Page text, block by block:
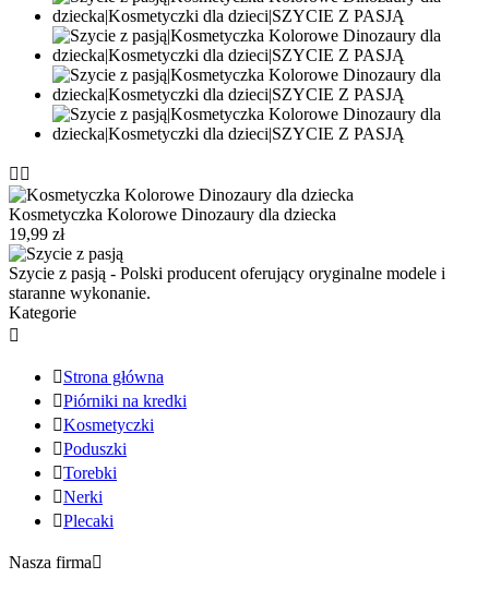
 
Kosmetyczka Kolorowe Dinozaury dla dziecka
19,99 zł
Szycie z pasją - Polski producent oferujący oryginalne modele i
staranne wykonanie.
Kategorie

Strona główna
Piórniki na kredki
Kosmetyczki
Poduszki
Torebki
Nerki
Plecaki
Nasza firma